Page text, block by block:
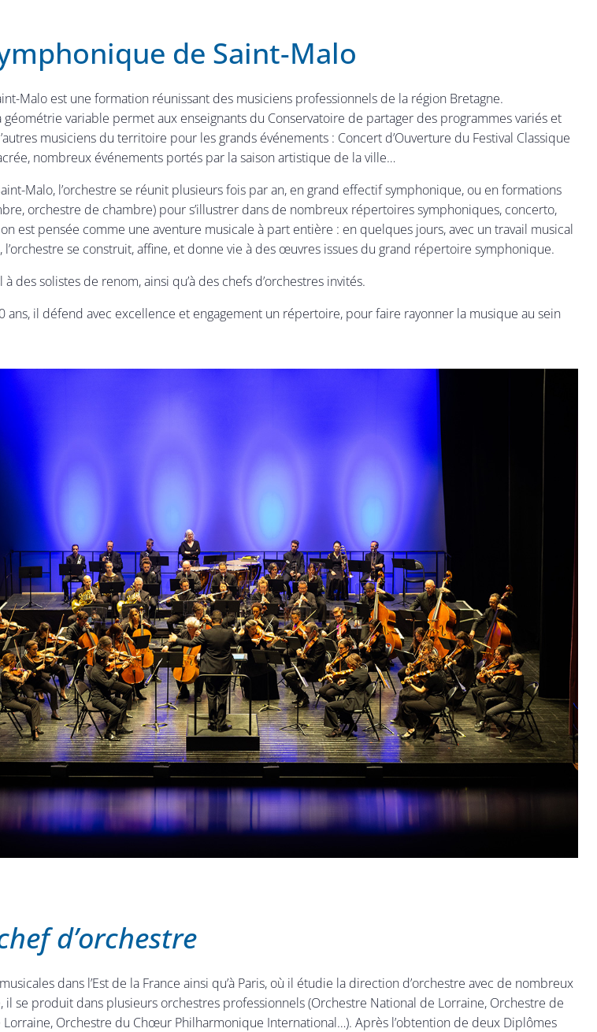
de Saint-Malo
Malo est une formation réunissant des musiciens professionnels de la région Bretagne.
variable permet aux enseignants du Conservatoire de partager des programmes variés et
musiciens du territoire pour les grands événements : Concert d’Ouverture du Festival Classique
nombreux événements portés par la saison artistique de la ville…
Malo, l’orchestre se réunit plusieurs fois par an, en grand effectif symphonique, ou en formations
orchestre de chambre) pour s’illustrer dans de nombreux répertoires symphoniques, concerto,
est pensée comme une aventure musicale à part entière : en quelques jours, avec un travail musical
l’orchestre se construit, affine, et donne vie à des œuvres issues du grand répertoire symphonique.
des solistes de renom, ainsi qu’à des chefs d’orchestres invités.
ans, il défend avec excellence et engagement un répertoire, pour faire rayonner la musique au sein
d’orchestre
dans l’Est de la France ainsi qu’à Paris, où il étudie la direction d’orchestre avec de nombreux
il se produit dans plusieurs orchestres professionnels (Orchestre National de Lorraine, Orchestre de
Orchestre du Chœur Philharmonique International…). Après l’obtention de deux Diplômes